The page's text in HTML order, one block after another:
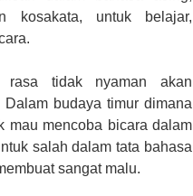
kosakata, untuk belajar,
tidak nyaman akan
budaya timur dimana
mau mencoba bicara dalam
salah dalam tata bahasa
sangat malu.